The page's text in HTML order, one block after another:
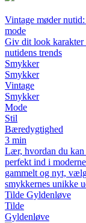
Vintage møder
mode
Giv dit look karakter
nutidens trends
Smykker
Smykker
Vintage
Smykker
Mode
Stil
Bæredygtighed
3 min
Lær, hvordan du kan
perfekt ind i
gammelt og nyt,
smykkernes unikke
Tilde Gyldenløve
Tilde
Gyldenløve